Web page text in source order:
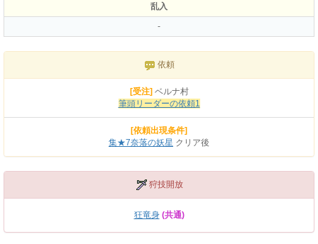
乱入
-
依頼
[受注] ベルナ村
筆頭リーダーの依頼1
[依頼出現条件]
集★7奈落の妖星 クリア後
狩技開放
狂竜身 (共通)